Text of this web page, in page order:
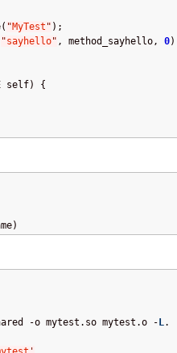
"MyTest " );
"sayhello" , method_sayhello, 0
self) {
-o mytest.so mytest.o -L.